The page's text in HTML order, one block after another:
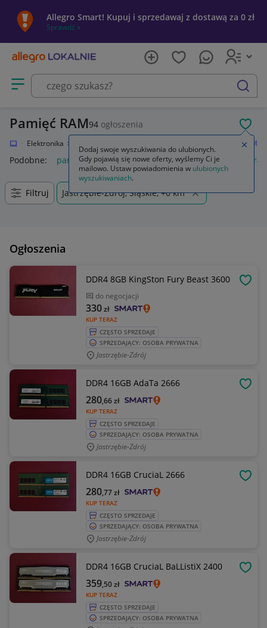
Allegro Smart! Kupuj i sprzedawaj z dostawą za 0 zł
Sprawdź »
Otwórz menu z kategoriami
szukaj
Pamięć RAM94 ogłoszenia
Elektronika Pamięć RAM
Podobne: pamięć ram pamięć ram ddr5 pamięć ram ddr4
Filtruj Jastrzębie-Zdrój, Śląskie, +0 km
Ogłoszenia
DDR4 8GB KingSton Fury Beast 3600
do negocjacji
KUP TERAZ
330zł
CZĘSTO SPRZEDAJE
SPRZEDAJĄCY: OSOBA PRYWATNA
Jastrzębie-Zdrój
DDR4 16GB AdaTa 2666
KUP TERAZ
280,66zł
CZĘSTO SPRZEDAJE
SPRZEDAJĄCY: OSOBA PRYWATNA
Jastrzębie-Zdrój
DDR4 16GB CruciaL 2666
KUP TERAZ
280,77zł
CZĘSTO SPRZEDAJE
SPRZEDAJĄCY: OSOBA PRYWATNA
Jastrzębie-Zdrój
DDR4 16GB CruciaL BaLListiX 2400
KUP TERAZ
359,50zł
CZĘSTO SPRZEDAJE
SPRZEDAJĄCY: OSOBA PRYWATNA
Dodaj swoje wyszukiwania do ulubionych.
Gdy pojawią się nowe oferty, wyślemy Ci je
mailowo. Ustaw powiadomienia w ulubionych
wyszukiwaniach.